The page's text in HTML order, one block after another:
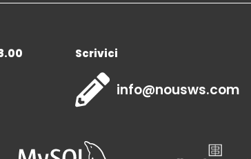
Scrivici
info@nousws.com